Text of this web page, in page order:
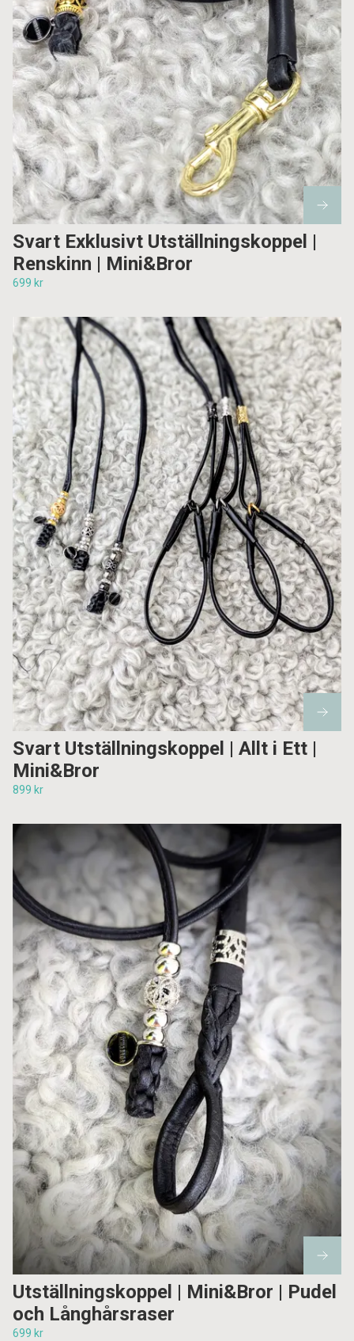
Svart Exklusivt Utställningskoppel |
Renskinn | Mini&Bror
699 kr
Svart Utställningskoppel | Allt i Ett |
Mini&Bror
899 kr
Utställningskoppel | Mini&Bror | Pudel
och Långhårsraser
699 kr